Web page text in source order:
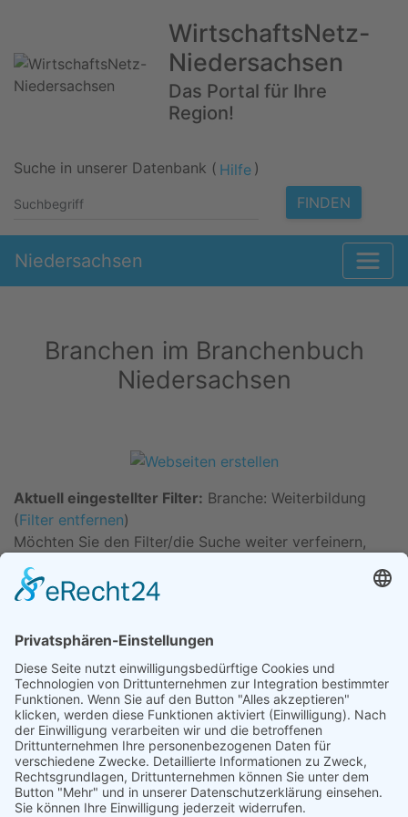
WirtschaftsNetz-
Niedersachsen
Das Portal für Ihre
Region!
Suche in unserer Datenbank ( Hilfe )
FINDEN
Niedersachsen
Branchen im Branchenbuch
Niedersachsen
Aktuell eingestellter Filter: Branche: Weiterbildung
(Filter entfernen)
Möchten Sie den Filter/die Suche weiter verfeinern,
können Sie in das Suchfeld oben einen zusätzlichen
Suchbegriff eingeben.
Suchergebnisse
BZW-Bildungszentrum der Wirtschaft für
kaufmännische Berufe